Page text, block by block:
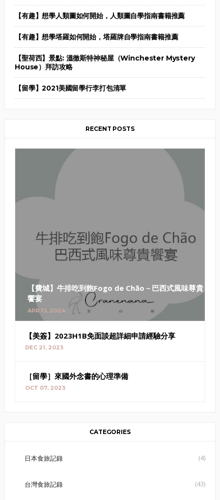
【有趣】想學人類圖如何開始，人類圖自學指南書籍推薦
【有趣】想學塔羅如何開始，塔羅牌自學指南書籍推薦
【聖荷西】景點: 溫徹斯特神秘屋（Winchester Mystery
House）拜訪攻略
【留學】2021美國留學行李打包清單
RECENT POSTS
【費城】牛排吃到飽Fogo de Chão－巴西式風味尊貴
饗宴
APR 13, 2024
【美簽】2023H1B免面談超詳細申請經驗分享
DEC 21, 2023
［留學］來國外念書的心理準備
OCT 07, 2023
CATEGORIES
日本食旅記錄 (4)
台灣食旅記錄 (43)